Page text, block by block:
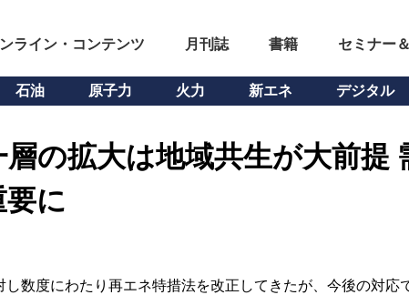
ライン・コンテンツ 月刊誌 書籍 セミナー
石油 原子力 火力 新エネ デジタル
層の拡大は地域共生が大前提
に
数度にわたり再エネ特措法を改正してきたが、今後の対応